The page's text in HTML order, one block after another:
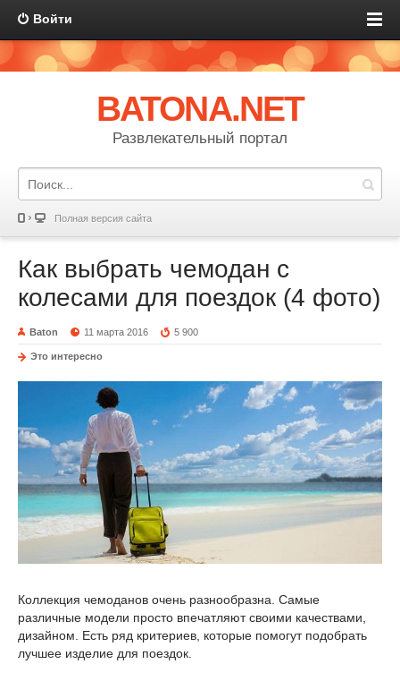
Войти
BATONA.NET
Развлекательный портал
Полная версия сайта
Как выбрать чемодан с
колесами для поездок (4 фото)
Baton 11 марта 2016 5 900
Это интересно
Коллекция чемоданов очень разнообразна. Самые
различные модели просто впечатляют своими качествами,
дизайном. Есть ряд критериев, которые помогут подобрать
лучшее изделие для поездок.